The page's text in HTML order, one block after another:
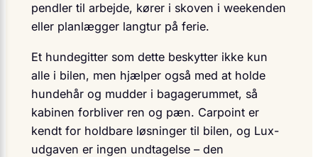
pendler til arbejde, kører i skoven i weekenden
eller planlægger langtur på ferie.
Et hundegitter som dette beskytter ikke kun
alle i bilen, men hjælper også med at holde
hundehår og mudder i bagagerummet, så
kabinen forbliver ren og pæn. Carpoint er
kendt for holdbare løsninger til bilen, og Lux-
udgaven er ingen undtagelse – den